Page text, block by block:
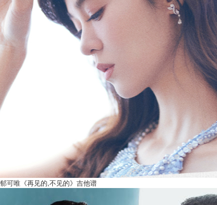
郁可唯《再见的,不见的》吉他谱